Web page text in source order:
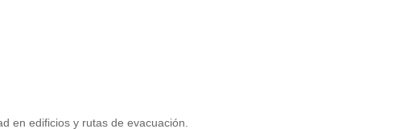
en edificios y rutas de evacuación.